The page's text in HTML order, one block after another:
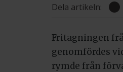
Dela artikeln:
Fritagningen
genomfördes
rymde från